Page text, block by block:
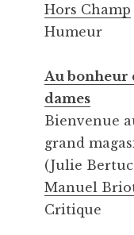
Hors Champ
Humeur
Au bonheur
dames
Bienvenue
grand
(Julie
Manuel
Critique